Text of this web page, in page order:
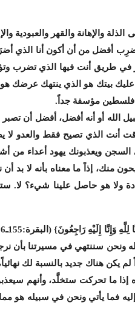
والإهانة والقهر والعبودية
أفضل من أن أكون أنا الذي
أنت فيها الذي تضرب وتؤلم
عليك بيتك هو الذي ينتهك عرضك
مؤسفة جداً.
الله أو أنه أفضل، أفضل أن
أنت الذي تصيح فقط والعدو لا
السجن ويعذبونك يهود أعداء من
منك، إذاً ما معناه بأنه لا بد
ولا هو حاصل علينا شيء؟ لا.
سننتهي في مسيرتنا بأن
لم يكن هناك جديد بالنسبة لك
إذا ما تحركت ستخلََّد، وأنهم
فما يأتي ونحن في سبيله هو